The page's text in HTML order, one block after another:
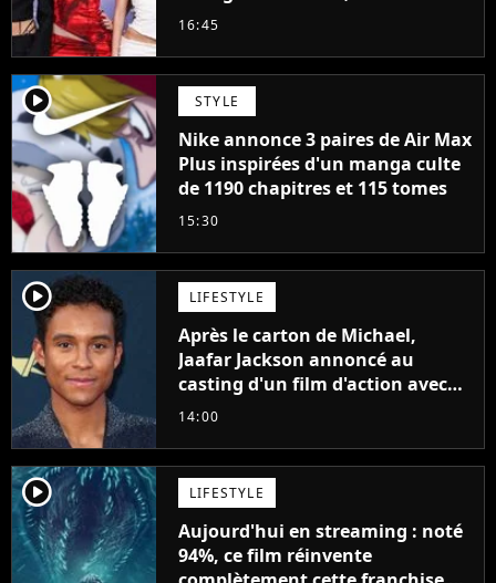
cette décision n’a pas été facile"
16:45
player2 STYLE
Nike annonce 3 paires de Air Max
Plus inspirées d'un manga culte
de 1190 chapitres et 115 tomes
15:30
player2 LIFESTYLE
Après le carton de Michael,
Jaafar Jackson annoncé au
casting d'un film d'action avec
Will Smith
14:00
player2 LIFESTYLE
Aujourd'hui en streaming : noté
94%, ce film réinvente